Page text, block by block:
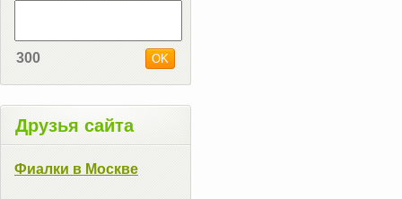
300
Друзья сайта
Фиалки в Москве